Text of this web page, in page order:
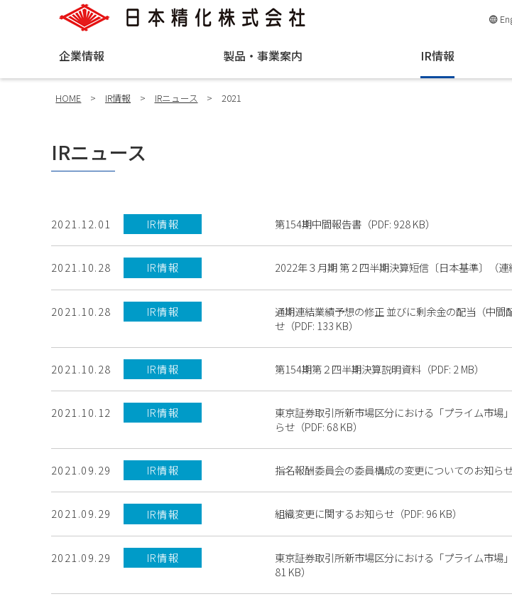
企業情報 製品・事業案内 IR情報
HOME > IR情報 > IRニュース > 2021
IRニュース
2021.12.01 IR情報 第154期中間報告書（PDF: 928 KB）
2021.10.28 IR情報 2022年３月期 第２四半期決算短信〔日本基準〕（連
2021.10.28 IR情報
通期連結業績予想の修正 並びに剰余金の配当（中間
せ（PDF: 133 KB）
2021.10.28 IR情報 第154期第２四半期決算説明資料（PDF: 2 MB）
2021.10.12 IR情報
東京証券取引所新市場区分における「プライム市場
らせ（PDF: 68 KB）
2021.09.29 IR情報 指名報酬委員会の委員構成の変更についてのお知らせ
2021.09.29 IR情報 組織変更に関するお知らせ（PDF: 96 KB）
2021.09.29 IR情報
東京証券取引所新市場区分における「プライム市場
81 KB）